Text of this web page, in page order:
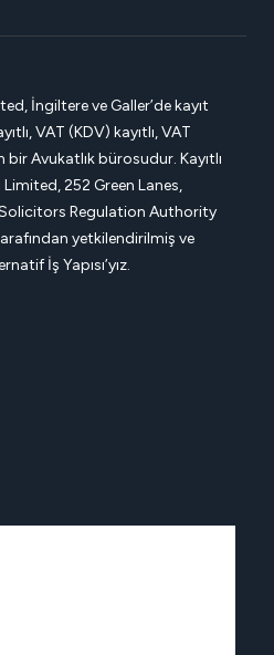
İngiltere ve Galler’de kayıt
VAT (KDV) kayıtlı, VAT
Avukatlık bürosudur. Kayıtlı
Limited, 252 Green Lanes,
Solicitors Regulation Authority
yetkilendirilmiş ve
İş Yapısı’yız.